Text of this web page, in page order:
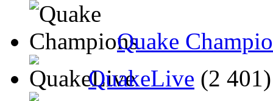
Quake
QuakeLive (2 401)